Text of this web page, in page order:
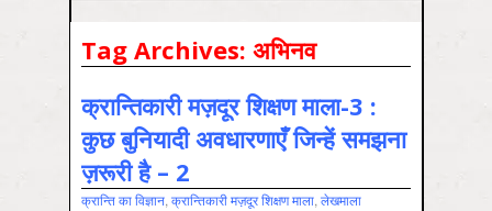
Tag Archives: अभिनव
क्रान्तिकारी मज़दूर शिक्षण माला-3 :
कुछ बुनियादी अवधारणाएँ जिन्हें समझना
ज़रूरी है – 2
क्रान्ति का विज्ञान, क्रान्तिकारी मज़दूर शिक्षण माला, लेखमाला